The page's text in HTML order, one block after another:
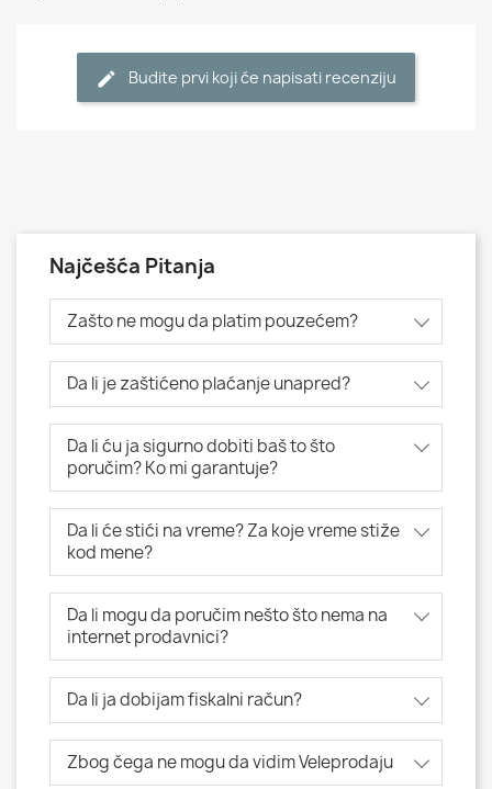
Budite prvi koji će napisati recenziju
Najčešća Pitanja
Zašto ne mogu da platim pouzećem?
Da li je zaštićeno plaćanje unapred?
Da li ću ja sigurno dobiti baš to što
poručim? Ko mi garantuje?
Da li će stići na vreme? Za koje vreme stiže
kod mene?
Da li mogu da poručim nešto što nema na
internet prodavnici?
Da li ja dobijam fiskalni račun?
Zbog čega ne mogu da vidim Veleprodaju